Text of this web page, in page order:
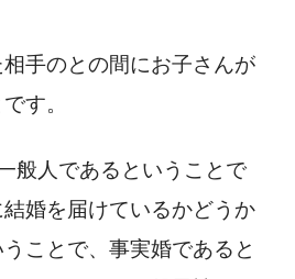
手のとの間にお子さんが
す。
般人であるということで
婚を届けているかどうか
ことで、事実婚であると